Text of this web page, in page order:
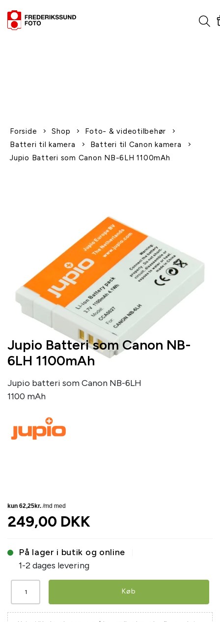
Forside Shop
Foto- & videotilbehør
Batteri til kamera
Batteri til Canon kamera
Jupio Batteri som Canon NB-6LH 1100mAh
Jupio Batteri som Canon NB-
6LH 1100mAh
Jupio batteri som Canon NB-6LH
1100 mAh
249,00 DKK
På lager i butik og online
1-2 dages levering
Køb